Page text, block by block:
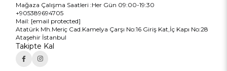
Mağaza Çalışma Saatleri :Her Gün 09:00-19:30
+905389694705
Mail: [email protected]
Atatürk Mh.Meriç Cad.Kamelya Çarşı No:16 Giriş Kat,İç Kapı No:28
Ataşehir İstanbul
Takipte Kal